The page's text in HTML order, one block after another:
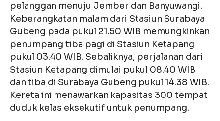
pelanggan menuju Jember dan Banyuwangi.
Keberangkatan malam dari Stasiun Surabaya
Gubeng pada pukul 21.50 WIB memungkinkan
penumpang tiba pagi di Stasiun Ketapang
pukul 03.40 WIB. Sebaliknya, perjalanan dari
Stasiun Ketapang dimulai pukul 08.40 WIB
dan tiba di Surabaya Gubeng pukul 14.38 WIB.
Kereta ini menawarkan kapasitas 300 tempat
duduk kelas eksekutif untuk penumpang.